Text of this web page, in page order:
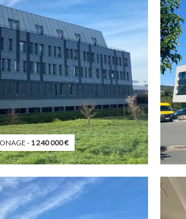
- 1 240 000€